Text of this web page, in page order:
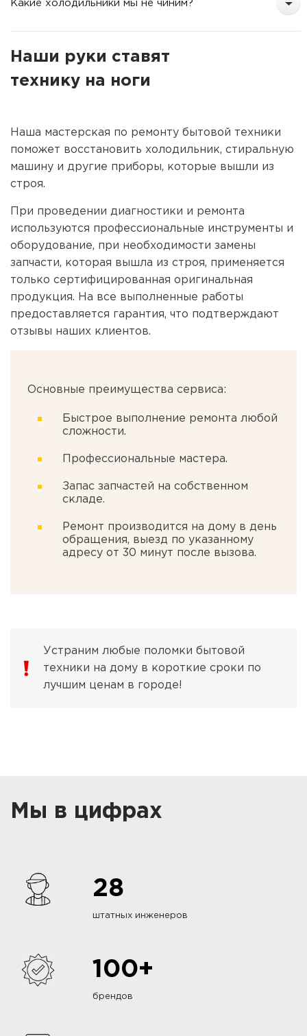
Какие холодильники мы не чиним?
Наши руки ставят
технику на ноги
Наша мастерская по ремонту бытовой техники
поможет восстановить холодильник, стиральную
машину и другие приборы, которые вышли из
строя.
При проведении диагностики и ремонта
используются профессиональные инструменты и
оборудование, при необходимости замены
запчасти, которая вышла из строя, применяется
только сертифицированная оригинальная
продукция. На все выполненные работы
предоставляется гарантия, что подтверждают
отзывы наших клиентов.
Основные преимущества сервиса:
Быстрое выполнение ремонта любой
сложности.
Профессиональные мастера.
Запас запчастей на собственном
складе.
Ремонт производится на дому в день
обращения, выезд по указанному
адресу от 30 минут после вызова.
Устраним любые поломки бытовой
техники на дому в короткие сроки по
лучшим ценам в городе!
Мы в цифрах
28
штатных инженеров
100+
брендов